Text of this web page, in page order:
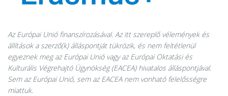
Az Európai Unió finanszírozásával. Az itt szereplő vélemények és
állítások a szerző(k) álláspontját tükrözik, és nem feltétlenül
egyeznek meg az Európai Unió vagy az Európai Oktatási és
Kulturális Végrehajtó Ügynökség (EACEA) hivatalos álláspontjával.
Sem az Európai Unió, sem az EACEA nem vonható felelősségre
miattuk.